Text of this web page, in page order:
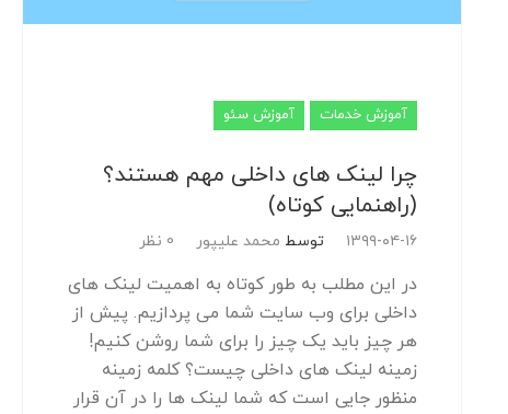
آموزش خدمات آموزش سئو
چرا لینک های داخلی مهم هستند؟
(راهنمایی کوتاه)
۱۳۹۹-۰۴-۱۶ توسط محمد علیپور 0 نظر
در این مطلب به طور کوتاه به اهمیت لینک های
داخلی برای وب سایت شما می پردازیم. پیش از
هر چیز باید یک چیز را برای شما روشن کنیم!
زمینه لینک های داخلی چیست؟ کلمه زمینه
منظور جایی است که شما لینک ها را در آن قرار